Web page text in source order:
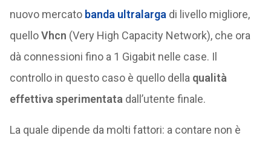
nuovo mercato banda ultralarga di livello migliore,
quelloVhcn (Very High Capacity Network), che ora
dà connessioni fino a 1 Gigabit nelle case. Il
controllo in questo caso è quello della qualità
effettiva sperimentata dall’utente finale.
La quale dipende da molti fattori: a contare non è